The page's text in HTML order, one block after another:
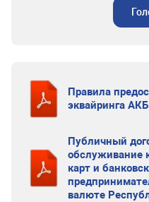
Правила
эквайринга
Публичный
обслуживание
карт и
валюте